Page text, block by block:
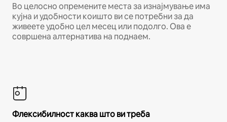
Во целосно опремените места за изнајмување има
кујна и удобности коишто ви се потребни за да
живеете удобно цел месец или подолго. Ова е
совршена алтернатива на поднаем.
Флексибилност каква што ви треба